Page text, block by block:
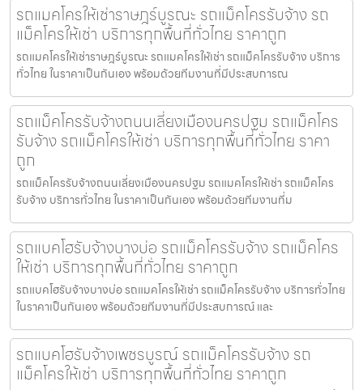
รถแมคโครให้เช่าราษฎร์บูรณะ รถแม็คโครรับจ้าง รถ
แม็คโครให้เช่า บริการทุกพื้นที่ทั่วไทย ราคาถูก
รถแมคโครให้เช่าราษฎร์บูรณะ รถแมคโครให้เช่า รถแม็คโครรับจ้าง บริการ
ทั่วไทย ในราคาเป็นกันเอง พร้อมด้วยทีมงานที่มีประสบการณ
รถแม็คโครรับจ้างถนนเลี่ยงเมืองนครปฐม รถแม็คโคร
รับจ้าง รถแม็คโครให้เช่า บริการทุกพื้นที่ทั่วไทย ราคา
ถูก
รถแม็คโครรับจ้างถนนเลี่ยงเมืองนครปฐม รถแมคโครให้เช่า รถแม็คโคร
รับจ้าง บริการทั่วไทย ในราคาเป็นกันเอง พร้อมด้วยทีมงานที่ม
รถแบคโฮรับจ้างบางบ่อ รถแม็คโครรับจ้าง รถแม็คโคร
ให้เช่า บริการทุกพื้นที่ทั่วไทย ราคาถูก
รถแบคโฮรับจ้างบางบ่อ รถแมคโครให้เช่า รถแม็คโครรับจ้าง บริการทั่วไทย
ในราคาเป็นกันเอง พร้อมด้วยทีมงานที่มีประสบการณ์ และ
รถแบคโฮรับจ้างเพชรบูรณ์ รถแม็คโครรับจ้าง รถ
แม็คโครให้เช่า บริการทุกพื้นที่ทั่วไทย ราคาถูก